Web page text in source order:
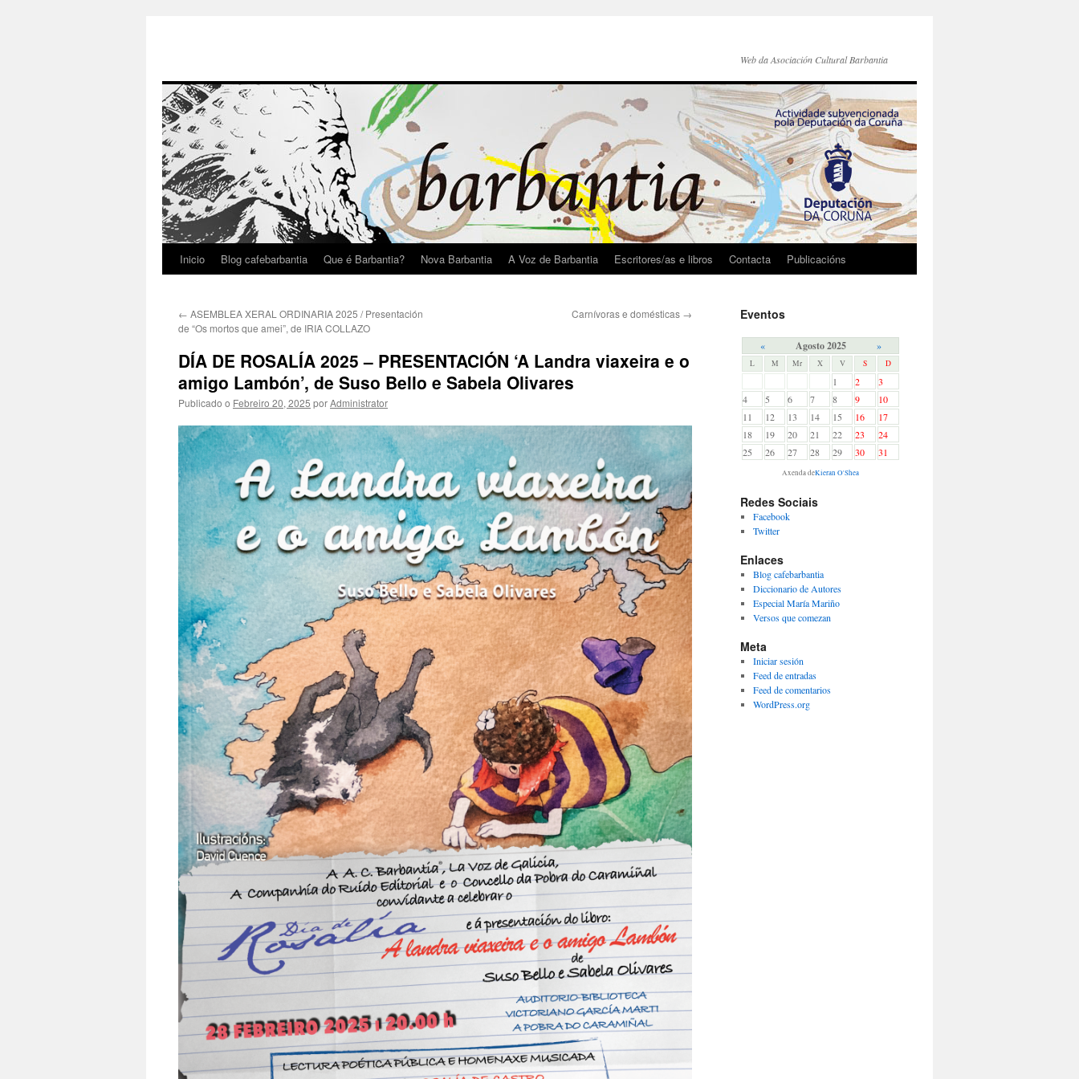
Web da Asociación Cultural Barbantia
Saltar
contido
Inicio Blog cafebarbantia Que é Barbantia? Nova Barbantia A Voz de Barbantia Escritores/as e libros Contacta Publicacións
← ASEMBLEA XERAL ORDINARIA 2025 / Presentación
de “Os mortos que amei”, de IRIA COLLAZO
Carnívoras e domésticas →
DÍA DE ROSALÍA 2025 – PRESENTACIÓN ‘A Landra viaxeira e o
amigo Lambón’, de Suso Bello e Sabela Olivares
Publicado o Febreiro 20, 2025 porAdministrator
Eventos
« Agosto 2025 »
L M Mr X V S D
1 2
3
4
5 6 7 8 9
10
11
12 13 14 15 16
17
18
19 20 21 22 23
24
25
26 27 28 29 30 31
Axenda deKieran O'Shea
Redes Sociais
Facebook
Twitter
Enlaces
Blog cafebarbantia
Diccionario de Autores
Especial María Mariño
Versos que comezan
Meta
Iniciar sesión
Feed de entradas
Feed de comentarios
WordPress.org